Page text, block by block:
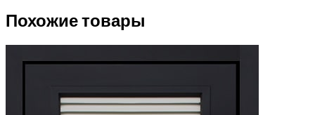
Похожие товары